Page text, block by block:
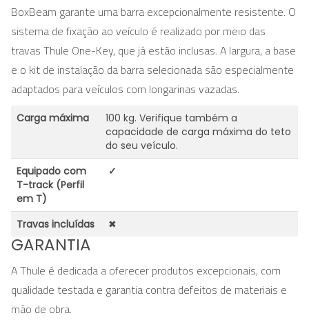
BoxBeam garante uma barra excepcionalmente resistente. O
sistema de fixação ao veículo é realizado por meio das
travas Thule One-Key, que já estão inclusas. A largura, a base
e o kit de instalação da barra selecionada são especialmente
adaptados para veículos com longarinas vazadas.
Carga máxima
100 kg. Verifique também a
capacidade de carga máxima do teto
do seu veículo.
Equipado com
T-track (Perfil
em T)
✓
Travas incluídas ✖
GARANTIA
A Thule é dedicada a oferecer produtos excepcionais, com
qualidade testada e garantia contra defeitos de materiais e
mão de obra.